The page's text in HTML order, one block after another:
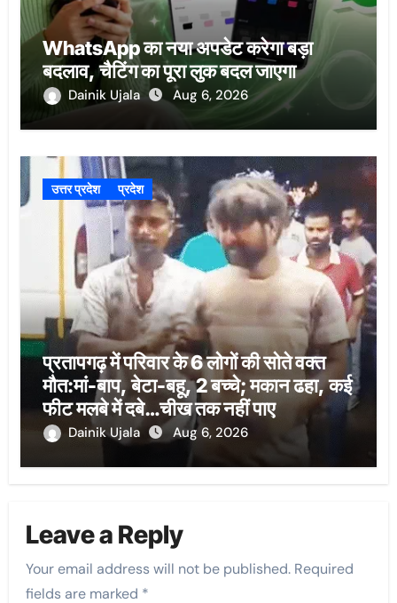
WhatsApp का नया अपडेट करेगा बड़ा
बदलाव, चैटिंग का पूरा लुक बदल जाएगा
Dainik Ujala Aug 6, 2026
उत्तर प्रदेश प्रदेश
प्रतापगढ़ में परिवार के 6 लोगों की सोते वक्त
मौत:मां-बाप, बेटा-बहू, 2 बच्चे; मकान ढहा, कई
फीट मलबे में दबे…चीख तक नहीं पाए
Dainik Ujala Aug 6, 2026
Leave a Reply
Your email address will not be published. Required
fields are marked *